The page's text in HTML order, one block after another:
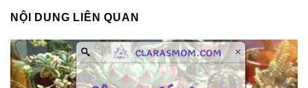
NỘI DUNG LIÊN QUAN